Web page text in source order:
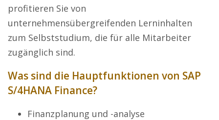
profitieren Sie von
unternehmensübergreifenden Lerninhalten
zum Selbststudium, die für alle Mitarbeiter
zugänglich sind.
Was sind die Hauptfunktionen von SAP
S/4HANA Finance?
Finanzplanung und -analyse